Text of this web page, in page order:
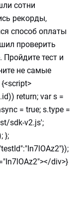
сотни
рекорды,
способ оплаты
проверить
тест и
не самые
return; var s =
= true; s.type =
sdk-v2.js';
};
div>}